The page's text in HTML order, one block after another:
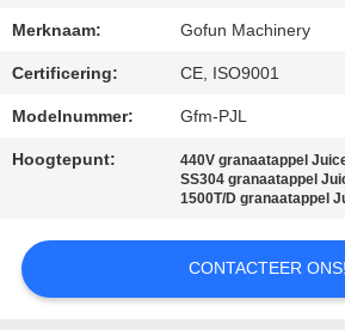
CONTACTEER
ONS
GEVALLEN
Merknaam: Gofun Machinery
Certificering: CE, ISO9001
Modelnummer: Gfm-PJL
Hoogtepunt: 440V granaatappel
SS304 granaatappel
1500T/D granaatappel
CONTACTEER ONS!